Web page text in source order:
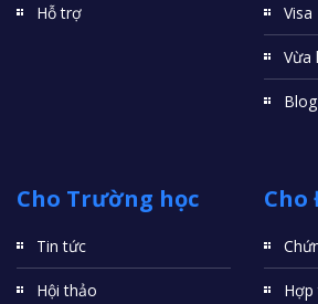
Hỗ trợ Visa
Vừa
Blog
Cho Trường học
Tin tức
Hội thảo
Cho